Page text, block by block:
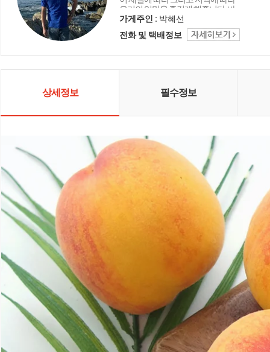
우리의 입맛을 즐겁게 해줍니다. 바
다의 재료로 함께 만드는 요리들은
언제나 우리의 맛에 감칠맛과 부드
러움 그리고 음식이 문화로 발전하
골어부는 바다와 자연을 담고 그리
가게주인 : 박혜선
전화 및 택배정보
상세정보 필수정보